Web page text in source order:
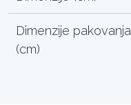
Dimenzije pakovanja
(cm)